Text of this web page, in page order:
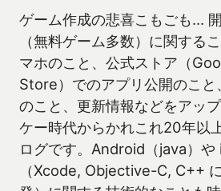
ゲーム作成の悲喜こもごも…
（無料ゲーム多数）に関する
マホのこと、公式ストア（
Store）でのアプリ公開のこと
のこと、更新情報などをアッ
ケー時代からかれこれ20年以
ログです。Android（java）
（Xcode, Objective-C, C++